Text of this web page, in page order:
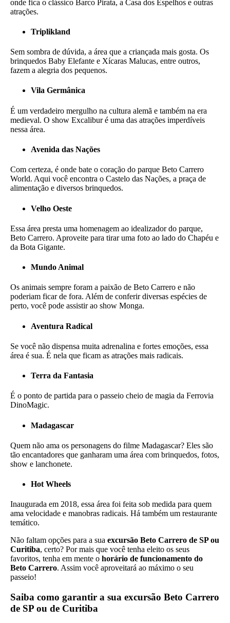
onde fica o clássico Barco Pirata, a Casa dos Espelhos e outras
atrações.
Triplikland
Sem sombra de dúvida, a área que a criançada mais gosta. Os
brinquedos Baby Elefante e Xícaras Malucas, entre outros,
fazem a alegria dos pequenos.
Vila Germânica
É um verdadeiro mergulho na cultura alemã e também na era
medieval. O show Excalibur é uma das atrações imperdíveis
nessa área.
Avenida das Nações
Com certeza, é onde bate o coração do parque Beto Carrero
World. Aqui você encontra o Castelo das Nações, a praça de
alimentação e diversos brinquedos.
Velho Oeste
Essa área presta uma homenagem ao idealizador do parque,
Beto Carrero. Aproveite para tirar uma foto ao lado do Chapéu e
da Bota Gigante.
Mundo Animal
Os animais sempre foram a paixão de Beto Carrero e não
poderiam ficar de fora. Além de conferir diversas espécies de
perto, você pode assistir ao show Monga.
Aventura Radical
Se você não dispensa muita adrenalina e fortes emoções, essa
área é sua. É nela que ficam as atrações mais radicais.
Terra da Fantasia
É o ponto de partida para o passeio cheio de magia da Ferrovia
DinoMagic.
Madagascar
Quem não ama os personagens do filme Madagascar? Eles são
tão encantadores que ganharam uma área com brinquedos, fotos,
show e lanchonete.
Hot Wheels
Inaugurada em 2018, essa área foi feita sob medida para quem
ama velocidade e manobras radicais. Há também um restaurante
temático.
Não faltam opções para a sua excursão Beto Carrero de SP ou
Curitiba, certo? Por mais que você tenha eleito os seus
favoritos, tenha em mente o horário de funcionamento do
Beto Carrero. Assim você aproveitará ao máximo o seu
passeio!
Saiba como garantir a sua excursão Beto Carrero
de SP ou de Curitiba